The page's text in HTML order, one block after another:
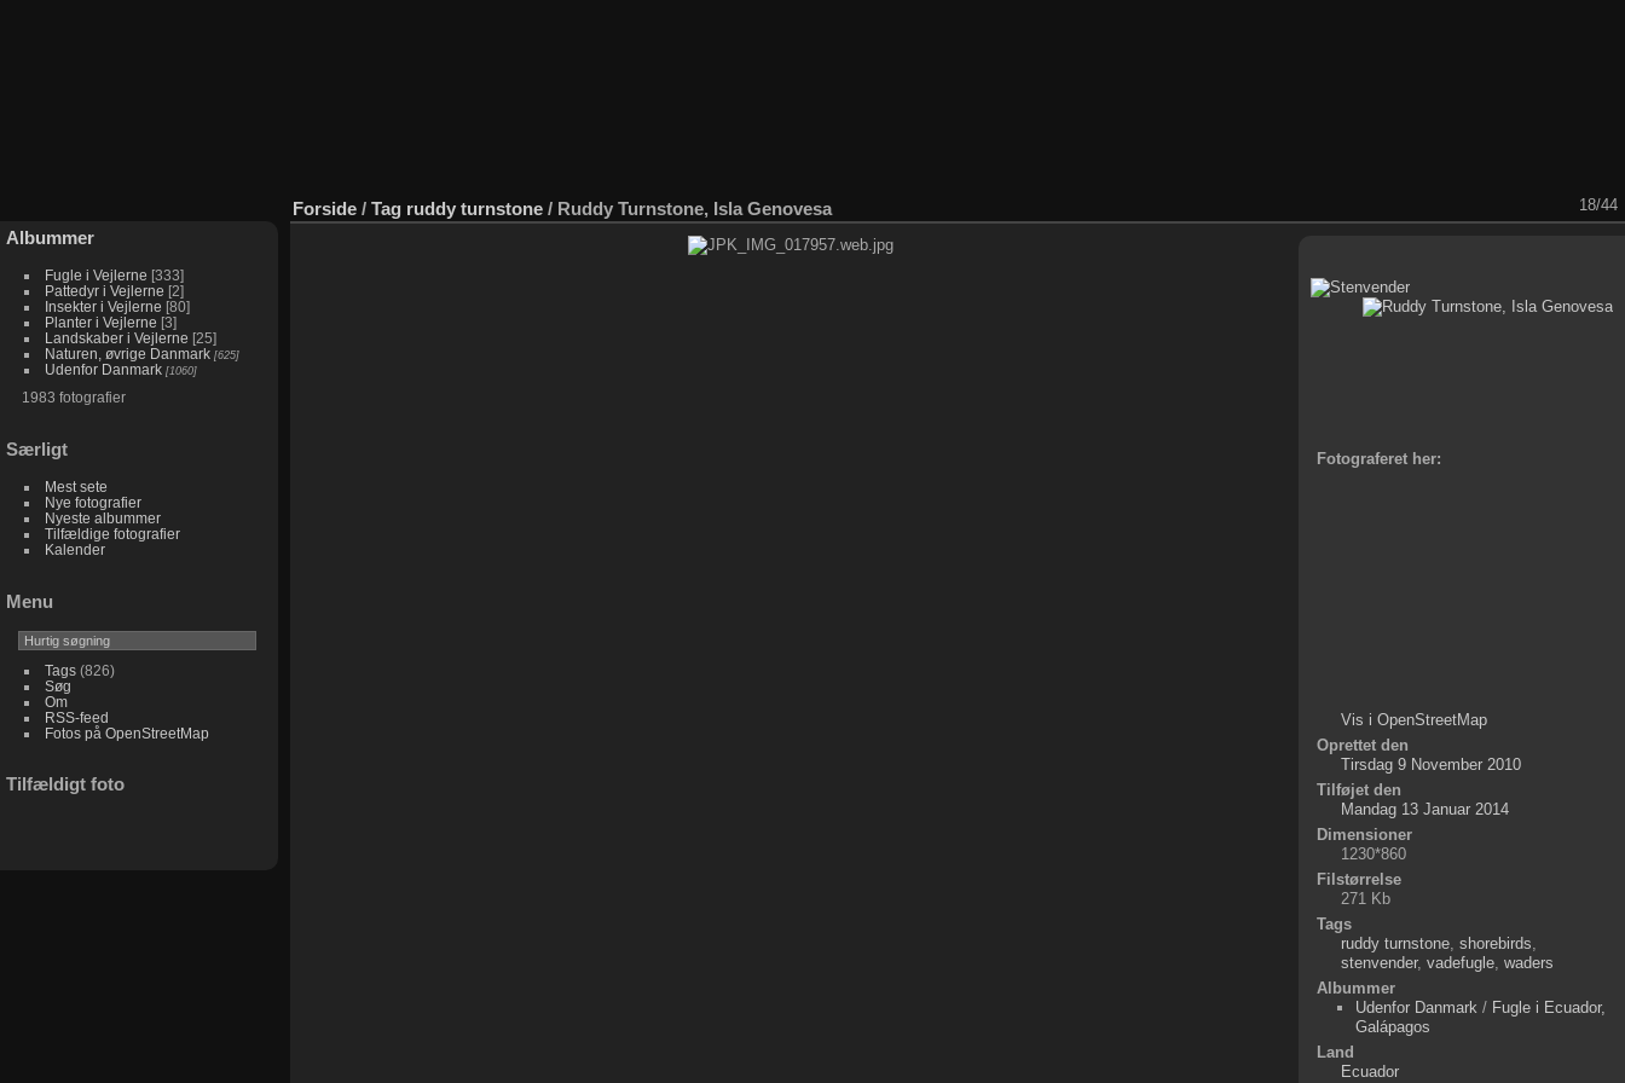
Albummer
Fugle i Vejlerne 333
Pattedyr i Vejlerne 2
Insekter i Vejlerne 80
Planter i Vejlerne 3
Landskaber i Vejlerne 25
Naturen, øvrige Danmark 625
Udenfor Danmark 1060
1983 fotografier
Særligt
Mest sete
Nye fotografier
Nyeste albummer
Tilfældige fotografier
Kalender
Menu
Tags(826)
Søg
Om
RSS-feed
Fotos på OpenStreetMap
Tilfældigt foto
Forside / Tag ruddy turnstone / Ruddy Turnstone, Isla Genovesa 18/44
Fotograferet her:
Vis i OpenStreetMap
Oprettet den
Tirsdag 9 November 2010
Tilføjet den
Mandag 13 Januar 2014
Dimensioner
1230*860
Filstørrelse
271 Kb
Tags
ruddy turnstone, shorebirds,
stenvender, vadefugle, waders
Albummer
Udenfor Danmark / Fugle i Ecuador,
Galápagos
Land
Ecuador